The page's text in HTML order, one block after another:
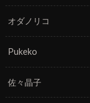
オダノリコ
Pukeko
佐々晶子